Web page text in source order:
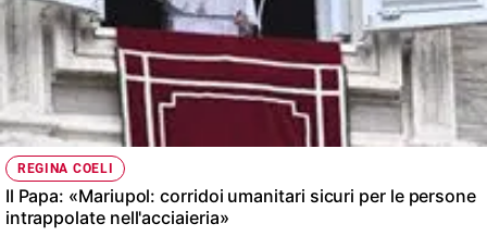
REGINA COELI
Il Papa: «Mariupol: corridoi umanitari sicuri per le persone
intrappolate nell'acciaieria»